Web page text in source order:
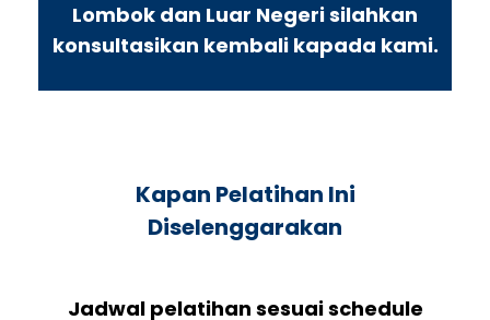
Lombok dan Luar Negeri silahkan
konsultasikan kembali kapada kami.
Kapan Pelatihan Ini
Diselenggarakan
Jadwal pelatihan sesuai schedule